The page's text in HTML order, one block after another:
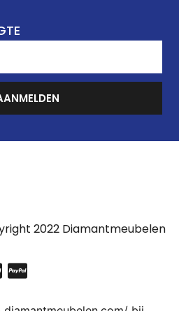
2022 Diamantmeubelen